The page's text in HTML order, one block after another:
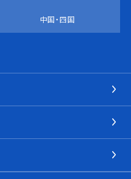
中国・四国